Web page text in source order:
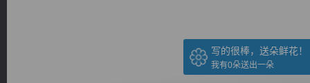
写的很棒，送朵鲜花！
我有0朵送出一朵